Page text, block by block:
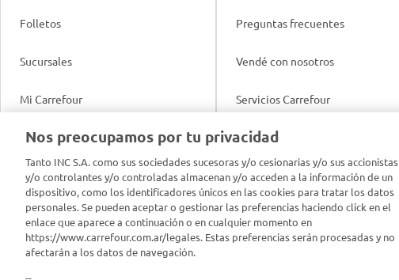
Folletos
Sucursales
Mi Carrefour
Productos Carrefour
Tarjeta Mi Carrefour
Panel Carrefour
Puntos Verdes
Preguntas frecuentes
Vendé con nosotros
Servicios Carrefour
Tasas de interés
Contacto
Nos preocupamos por tu privacidad
Tanto INC S.A. como sus sociedades sucesoras y/o cesionarias y/o sus accionistas
y/o controlantes y/o controladas almacenan y/o acceden a la información de un
dispositivo, como los identificadores únicos en las cookies para tratar los datos
personales. Se pueden aceptar o gestionar las preferencias haciendo click en el
enlace que aparece a continuación o en cualquier momento en
https://www.carrefour.com.ar/legales. Estas preferencias serán procesadas y no
afectarán a los datos de navegación.